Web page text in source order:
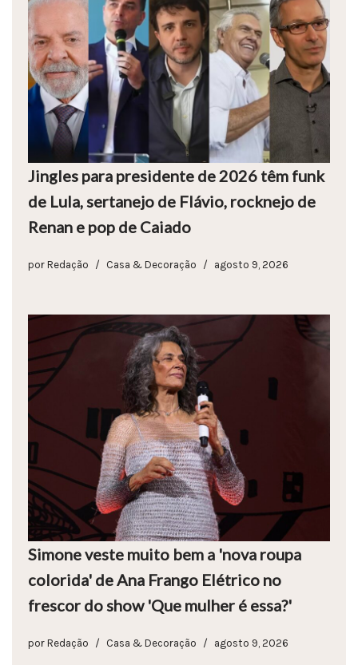
Jingles para presidente de 2026 têm funk
de Lula, sertanejo de Flávio, rocknejo de
Renan e pop de Caiado
por Redação Casa & Decoração agosto 9, 2026
Simone veste muito bem a 'nova roupa
colorida' de Ana Frango Elétrico no
frescor do show 'Que mulher é essa?'
por Redação Casa & Decoração agosto 9, 2026